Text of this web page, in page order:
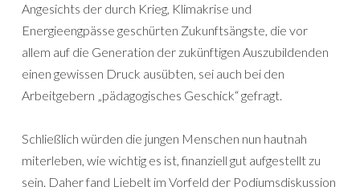
Angesichts der durch Krieg, Klimakrise und
Energieengpässe geschürten Zukunftsängste, die vor
allem auf die Generation der zukünftigen Auszubildenden
einen gewissen Druck ausübten, sei auch bei den
Arbeitgebern „pädagogisches Geschick“ gefragt.
Schließlich würden die jungen Menschen nun hautnah
miterleben, wie wichtig es ist, finanziell gut aufgestellt zu
sein. Daher fand Liebelt im Vorfeld der Podiumsdiskussion